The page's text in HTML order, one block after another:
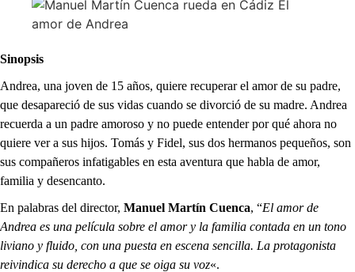
Sinopsis
Andrea, una joven de 15 años, quiere recuperar el amor de su padre,
que desapareció de sus vidas cuando se divorció de su madre. Andrea
recuerda a un padre amoroso y no puede entender por qué ahora no
quiere ver a sus hijos. Tomás y Fidel, sus dos hermanos pequeños, son
sus compañeros infatigables en esta aventura que habla de amor,
familia y desencanto.
En palabras del director, Manuel Martín Cuenca, “El amor de
Andrea es una película sobre el amor y la familia contada en un tono
liviano y fluido, con una puesta en escena sencilla. La protagonista
reivindica su derecho a que se oiga su voz«.